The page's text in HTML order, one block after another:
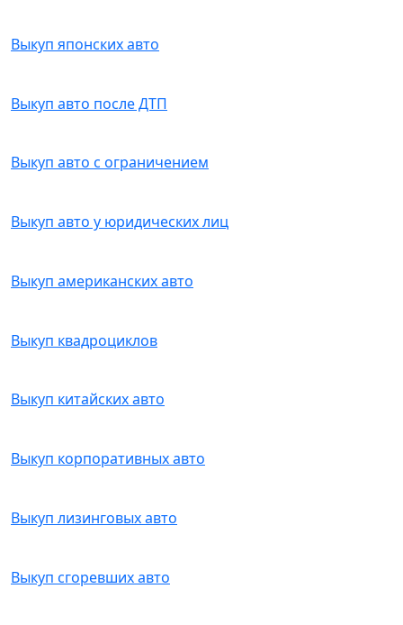
Выкуп японских авто
Выкуп авто после ДТП
Выкуп авто с ограничением
Выкуп авто у юридических лиц
Выкуп американских авто
Выкуп квадроциклов
Выкуп китайских авто
Выкуп корпоративных авто
Выкуп лизинговых авто
Выкуп сгоревших авто